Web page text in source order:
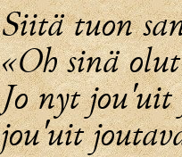
Siitä tuon
«Oh sinä
Jo nyt
jou'uit